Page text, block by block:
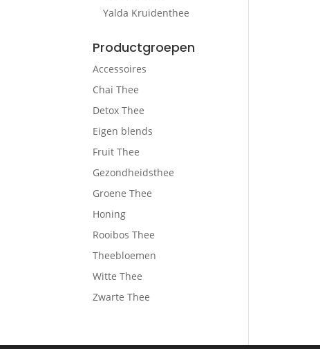
Yalda Kruidenthee
Productgroepen
Accessoires
Chai Thee
Detox Thee
Eigen blends
Fruit Thee
Gezondheidsthee
Groene Thee
Honing
Rooibos Thee
Theebloemen
Witte Thee
Zwarte Thee